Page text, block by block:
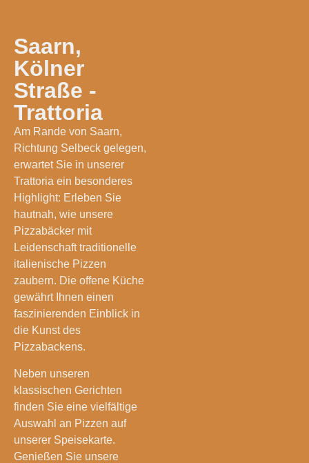
Saarn,
Kölner
Straße -
Trattoria
Am Rande von Saarn,
Richtung Selbeck gelegen,
erwartet Sie in unserer
Trattoria ein besonderes
Highlight: Erleben Sie
hautnah, wie unsere
Pizzabäcker mit
Leidenschaft traditionelle
italienische Pizzen
zaubern. Die offene Küche
gewährt Ihnen einen
faszinierenden Einblick in
die Kunst des
Pizzabackens.
Neben unseren
klassischen Gerichten
finden Sie eine vielfältige
Auswahl an Pizzen auf
unserer Speisekarte.
Genießen Sie unsere